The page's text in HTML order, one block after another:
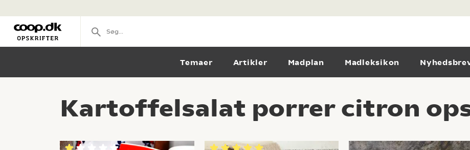
Temaer Artikler Madplan Madleksikon
Kartoffelsalat porrer citron